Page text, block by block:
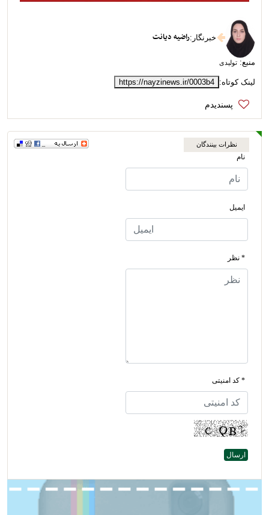
خبرنگار :راضیه دیانت
منبع: تولیدی
لینک کوتاه: https://nayzinews.ir/0003b4
نظرات بینندگان
نام
ایمیل
* نظر
* کد امنیتی